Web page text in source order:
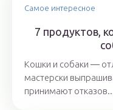
Самое интересное
7 продуктов,
Кошки и собаки ―
мастерски
принимают